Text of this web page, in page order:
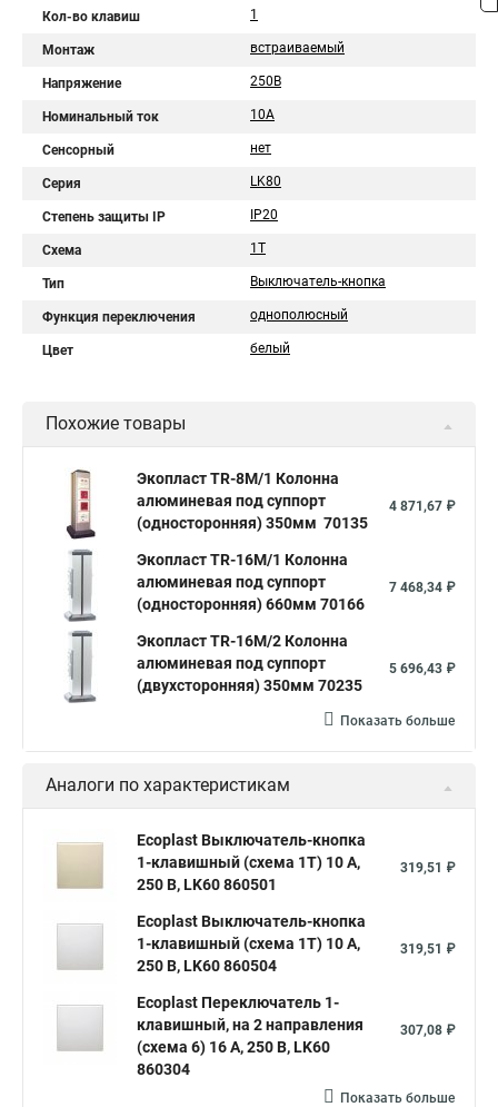
Кол-во клавиш 1
Монтаж встраиваемый
Напряжение 250В
Номинальный ток 10A
Сенсорный нет
Серия LK80
Степень защиты IP IP20
Схема 1T
Тип Выключатель-кнопка
Функция переключения однополюсный
Цвет белый
Похожие товары
Экопласт TR-8M/1 Колонна
алюминевая под суппорт
(односторонняя) 350мм 70135
4 871,67 ₽
Экопласт TR-16M/1 Колонна
алюминевая под суппорт
(односторонняя) 660мм 70166
7 468,34 ₽
Экопласт TR-16M/2 Колонна
алюминевая под суппорт
(двухсторонняя) 350мм 70235
5 696,43 ₽
Показать больше
Аналоги по характеристикам
Ecoplast Выключатель-кнопка
1-клавишный (схема 1Т) 10 A,
250 B, LK60 860501
319,51 ₽
Ecoplast Выключатель-кнопка
1-клавишный (схема 1Т) 10 A,
250 B, LK60 860504
319,51 ₽
Ecoplast Переключатель 1-
клавишный, на 2 направления
(схема 6) 16 A, 250 B, LK60
860304
307,08 ₽
Показать больше